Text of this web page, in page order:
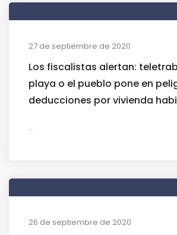
27 de septiembre de 2020
Los fiscalistas alertan:
playa o el pueblo pone en
deducciones por vivienda
...
26 de septiembre de 2020